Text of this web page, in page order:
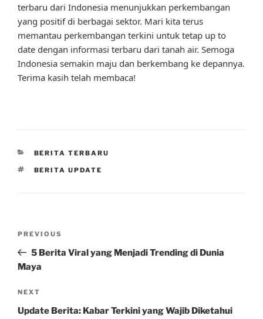
terbaru dari Indonesia menunjukkan perkembangan
yang positif di berbagai sektor. Mari kita terus
memantau perkembangan terkini untuk tetap up to
date dengan informasi terbaru dari tanah air. Semoga
Indonesia semakin maju dan berkembang ke depannya.
Terima kasih telah membaca!
CATEGORIES
BERITA TERBARU
TAGS
BERITA UPDATE
Previous
Post
PREVIOUS
5 Berita Viral yang Menjadi Trending di Dunia
Maya
Next
Post
NEXT
Update Berita: Kabar Terkini yang Wajib Diketahui